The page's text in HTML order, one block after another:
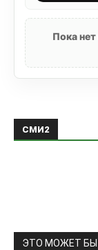
Пока
СМИ2
ЭТО МОЖЕТ